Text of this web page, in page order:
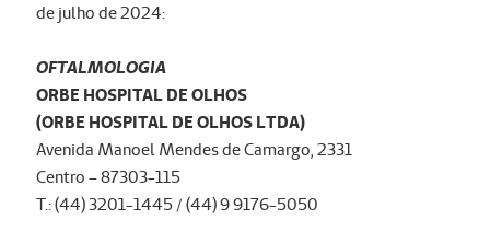
de julho de 2024:
OFTALMOLOGIA
ORBE HOSPITAL DE OLHOS
(ORBE HOSPITAL DE OLHOS LTDA)
Avenida Manoel Mendes de Camargo, 2331
Centro – 87303-115
T.: (44) 3201-1445 / (44) 9 9176-5050